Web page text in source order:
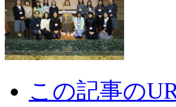
この記事の